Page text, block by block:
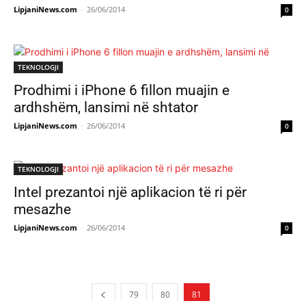
LipjaniNews.com - 26/06/2014 0
TEKNOLOGJI
Prodhimi i iPhone 6 fillon muajin e
ardhshëm, lansimi në shtator
LipjaniNews.com - 26/06/2014 0
TEKNOLOGJI
Intel prezantoi një aplikacion të ri për
mesazhe
LipjaniNews.com - 26/06/2014 0
79 80 81